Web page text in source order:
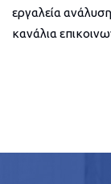
εργαλεία
κανάλια